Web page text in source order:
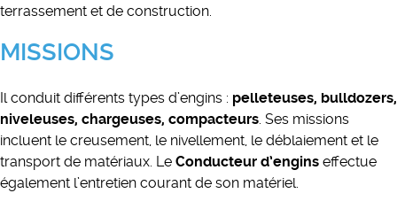
terrassement et de construction.
MISSIONS
Il conduit différents types d’engins : pelleteuses, bulldozers,
niveleuses, chargeuses, compacteurs. Ses missions
incluent le creusement, le nivellement, le déblaiement et le
transport de matériaux. Le Conducteur d’engins effectue
également l’entretien courant de son matériel.